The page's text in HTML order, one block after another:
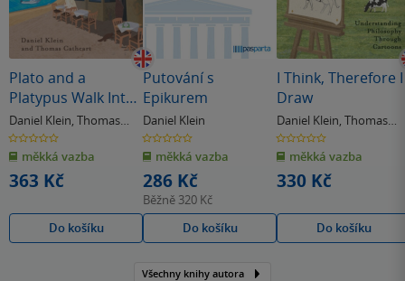
Plato and a
Platypus Walk Into
a Bar
Daniel Klein, Thomas
Cathcart
0.0
z
5
hvězdiček
měkká vazba
363 Kč
Do košíku
Putování s
Epikurem
Daniel Klein
0.0
z
5
hvězdiček
měkká vazba
286 Kč
Běžně 320 Kč
Do košíku
I Think, Therefore I
Draw
Daniel Klein, Thomas
Cathcart
0.0
z
5
hvězdiček
měkká vazba
330 Kč
Do košíku
Všechny knihy autora